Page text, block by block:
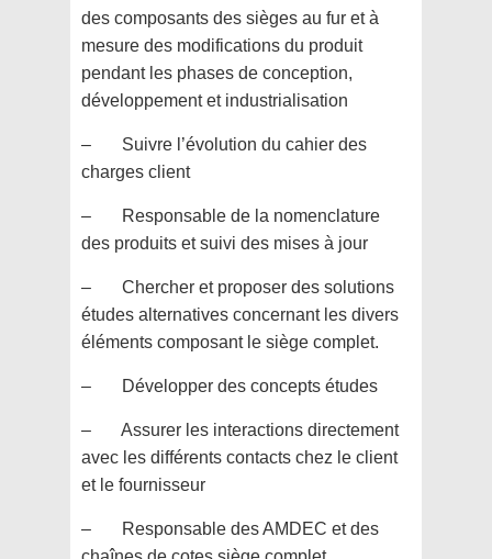
des composants des sièges au fur et à
mesure des modifications du produit
pendant les phases de conception,
développement et industrialisation
– Suivre l’évolution du cahier des
charges client
– Responsable de la nomenclature
des produits et suivi des mises à jour
– Chercher et proposer des solutions
études alternatives concernant les divers
éléments composant le siège complet.
– Développer des concepts études
– Assurer les interactions directement
avec les différents contacts chez le client
et le fournisseur
– Responsable des AMDEC et des